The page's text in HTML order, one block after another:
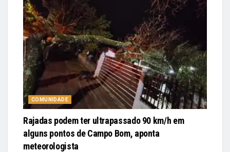
COMUNIDADE
Rajadas podem ter ultrapassado 90 km/h em
alguns pontos de Campo Bom, aponta
meteorologista